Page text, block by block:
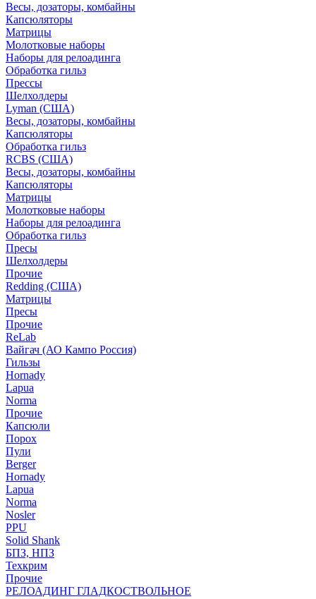
Весы, дозаторы, комбайны
Капсюляторы
Матрицы
Молотковые наборы
Наборы для релоадинга
Обработка гильз
Преcсы
Шелхолдеры
Lyman (США)
Весы, дозаторы, комбайны
Капсюляторы
Обработка гильз
RCBS (США)
Весы, дозаторы, комбайны
Капсюляторы
Матрицы
Молотковые наборы
Наборы для релоадинга
Обработка гильз
Пресы
Шелхолдеры
Прочие
Redding (США)
Матрицы
Пресы
Прочие
ReLab
Вайгач (АО Кампо Россия)
Гильзы
Hornady
Lapua
Norma
Прочие
Капсюли
Порох
Пули
Berger
Hornady
Lapua
Norma
Nosler
PPU
Solid Shank
БПЗ, НПЗ
Техкрим
Прочие
РЕЛОАДИНГ ГЛАДКОСТВОЛЬНОЕ